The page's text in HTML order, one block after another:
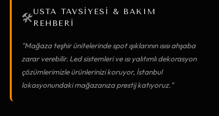
🛠️USTA TAVSİYESİ & BAKIM
REHBERİ
"Mağaza teşhir ünitelerinde spot ışıklarının ısısı ahşaba
zarar verebilir. Led sistemleri ve ısı yalıtımlı dekorasyon
çözümlerimizle ürünlerinizi koruyor, İstanbul
lokasyonundaki mağazanıza prestij katıyoruz."